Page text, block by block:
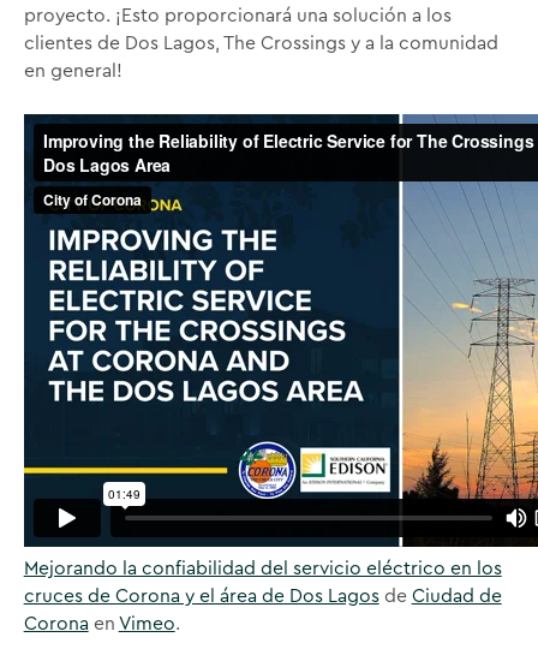
proyecto. ¡Esto proporcionará una solución a los
clientes de Dos Lagos, The Crossings y a la comunidad
en general!
Mejorando la confiabilidad del servicio eléctrico en los
cruces de Corona y el área de Dos Lagosde Ciudad de
Corona en Vimeo.